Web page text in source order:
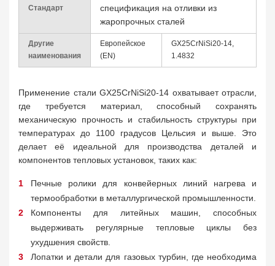
Стандарт
спецификация на отливки из
жаропрочных сталей
Другие
наименования
Европейское
(EN)
GX25CrNiSi20-14,
1.4832
Применение стали GX25CrNiSi20-14 охватывает отрасли,
где требуется материал, способный сохранять
механическую прочность и стабильность структуры при
температурах до 1100 градусов Цельсия и выше. Это
делает её идеальной для производства деталей и
компонентов тепловых установок, таких как:
Печные ролики для конвейерных линий нагрева и
термообработки в металлургической промышленности.
Компоненты для литейных машин, способных
выдерживать регулярные тепловые циклы без
ухудшения свойств.
Лопатки и детали для газовых турбин, где необходима